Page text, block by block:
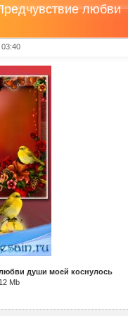
любви
души моей коснулось
Mb